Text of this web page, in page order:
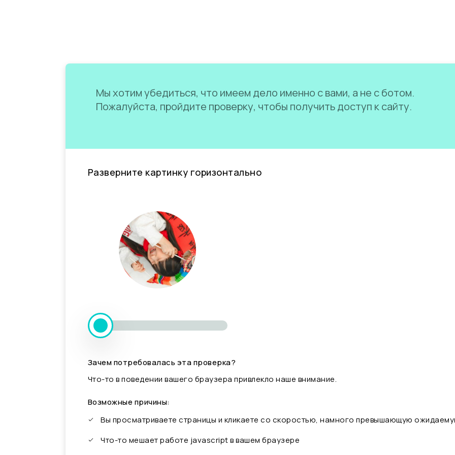
Мы хотим убедиться, что имеем дело именно с вами, а не с ботом.
Пожалуйста, пройдите проверку, чтобы получить доступ к сайту.
Разверните картинку горизонтально
Зачем потребовалась эта проверка?
Что-то в поведении вашего браузера привлекло наше внимание.
Возможные причины:
Вы просматриваете страницы и кликаете со скоростью, намного превышающую
Что-то мешает работе javascript в вашем браузере